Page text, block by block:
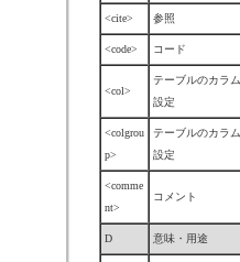
<cite> 参照
<code> コード
<col>
テーブルのカラム
設定
<colgrou
p>
テーブルのカラム
設定
<comme
nt>
コメント
D 意味・用途